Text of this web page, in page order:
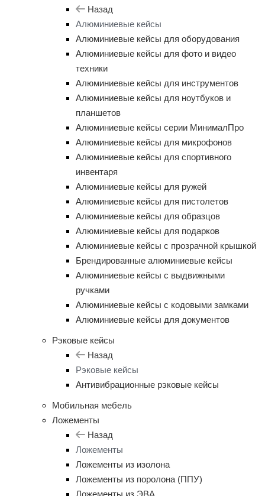
Назад
Алюминиевые кейсы
Алюминиевые кейсы для оборудования
Алюминиевые кейсы для фото и видео
техники
Алюминиевые кейсы для инструментов
Алюминиевые кейсы для ноутбуков и
планшетов
Алюминиевые кейсы серии МинималПро
Алюминиевые кейсы для микрофонов
Алюминиевые кейсы для спортивного
инвентаря
Алюминиевые кейсы для ружей
Алюминиевые кейсы для пистолетов
Алюминиевые кейсы для образцов
Алюминиевые кейсы для подарков
Алюминиевые кейсы с прозрачной крышкой
Брендированные алюминиевые кейсы
Алюминиевые кейсы с выдвижными
ручками
Алюминиевые кейсы с кодовыми замками
Алюминиевые кейсы для документов
Рэковые кейсы
Назад
Рэковые кейсы
Антивибрационные рэковые кейсы
Мобильная мебель
Ложементы
Назад
Ложементы
Ложементы из изолона
Ложементы из поролона (ППУ)
Ложементы из ЭВА